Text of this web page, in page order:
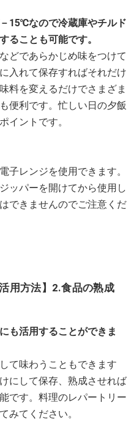
15℃なので冷蔵庫やチルド
ることも可能です。
どであらかじめ味をつけて
入れて保存すればそれだけ
料を変えるだけでさまざま
便利です。忙しい日の夕飯
イントです。
子レンジを使用できます。
ッパーを開けてから使用し
できませんのでご注意くだ
用方法】2.食品の熟成
も活用することができま
て味わうこともできます
にして保存、熟成させれば
です。料理のレパートリー
みてください。